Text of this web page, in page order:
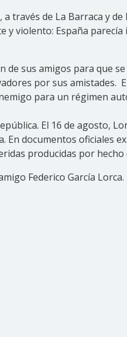
través de La Barraca y
violento: España
sus amigos para que
por sus amistades.
para un régimen
El 16 de agosto,
documentos oficiales
producidas por hecho
Federico García Lorca.